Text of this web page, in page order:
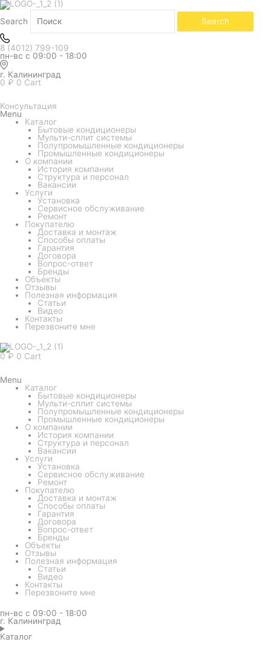
Search Search
8 (4012) 799-109
пн-вс с 09:00 - 18:00
г. Калининград
0 ₽ 0 Cart
Консультация
Menu
Каталог
Бытовые кондиционеры
Мульти-сплит системы
Полупромышленные кондиционеры
Промышленные кондиционеры
О компании
История компании
Структура и персонал
Вакансии
Услуги
Установка
Сервисное обслуживание
Ремонт
Покупателю
Доставка и монтаж
Способы оплаты
Гарантия
Договора
Вопрос-ответ
Бренды
Объекты
Отзывы
Полезная информация
Статьи
Видео
Контакты
Перезвоните мне
0 ₽ 0 Cart
Menu
Каталог
Бытовые кондиционеры
Мульти-сплит системы
Полупромышленные кондиционеры
Промышленные кондиционеры
О компании
История компании
Структура и персонал
Вакансии
Услуги
Установка
Сервисное обслуживание
Ремонт
Покупателю
Доставка и монтаж
Способы оплаты
Гарантия
Договора
Вопрос-ответ
Бренды
Объекты
Отзывы
Полезная информация
Статьи
Видео
Контакты
Перезвоните мне
пн-вс с 09:00 - 18:00
г. Калининград
Каталог